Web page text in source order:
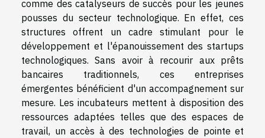
comme des catalyseurs de succès pour les jeunes
pousses du secteur technologique. En effet, ces
structures offrent un cadre stimulant pour le
développement et l'épanouissement des startups
technologiques. Sans avoir à recourir aux prêts
bancaires traditionnels, ces entreprises
émergentes bénéficient d'un accompagnement sur
mesure. Les incubateurs mettent à disposition des
ressources adaptées telles que des espaces de
travail, un accès à des technologies de pointe et